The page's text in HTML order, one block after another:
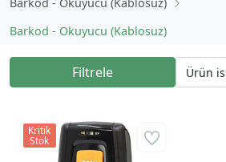
Barkod - Okuyucu (Kablosuz)
Barkod - Okuyucu (Kablosuz)
Filtrele
Kritik
Stok